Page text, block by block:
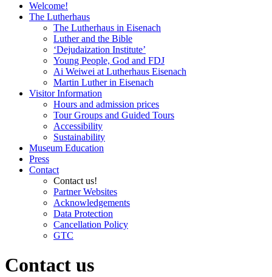
Welcome!
The Lutherhaus
The Lutherhaus in Eisenach
Luther and the Bible
‘Dejudaization Institute’
Young People, God and FDJ
Ai Weiwei at Lutherhaus Eisenach
Martin Luther in Eisenach
Visitor Information
Hours and admission prices
Tour Groups and Guided Tours
Accessibility
Sustainability
Museum Education
Press
Contact
Contact us!
Partner Websites
Acknowledgements
Data Protection
Cancellation Policy
GTC
Contact us